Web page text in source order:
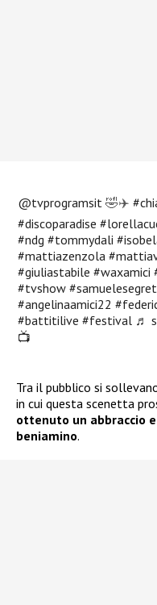
@tvprogramsit 🤣✈️
#discoparadise
#ndg #tommydali
#mattiazenzola
#giuliastabile #waxamici
#tvshow
#angelinaamici22
#battitilive #festival ♬
📺
Tra il pubblico si
in cui questa scenetta
ottenuto un abbraccio
beniamino.